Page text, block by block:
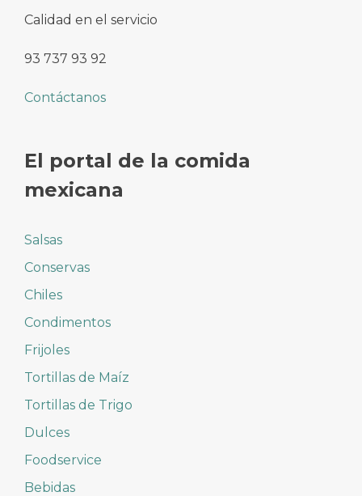
Calidad en el servicio
93 737 93 92
Contáctanos
El portal de la comida
mexicana
Salsas
Conservas
Chiles
Condimentos
Frijoles
Tortillas de Maíz
Tortillas de Trigo
Dulces
Foodservice
Bebidas